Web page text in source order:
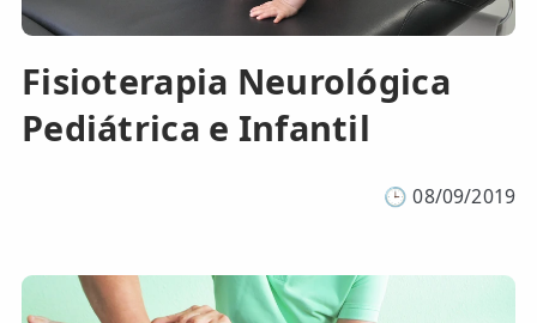
Fisioterapia Neurológica
Pediátrica e Infantil
🕒 08/09/2019